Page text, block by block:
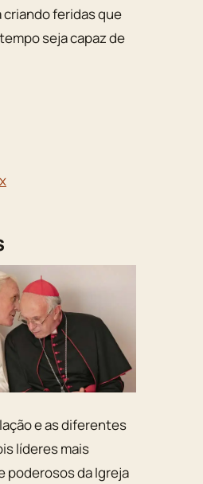
criando feridas que
seja capaz de
e as diferentes
líderes mais
poderosos da Igreja